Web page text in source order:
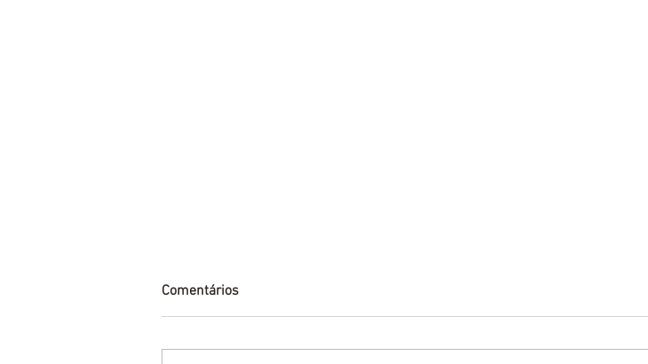
Comentários